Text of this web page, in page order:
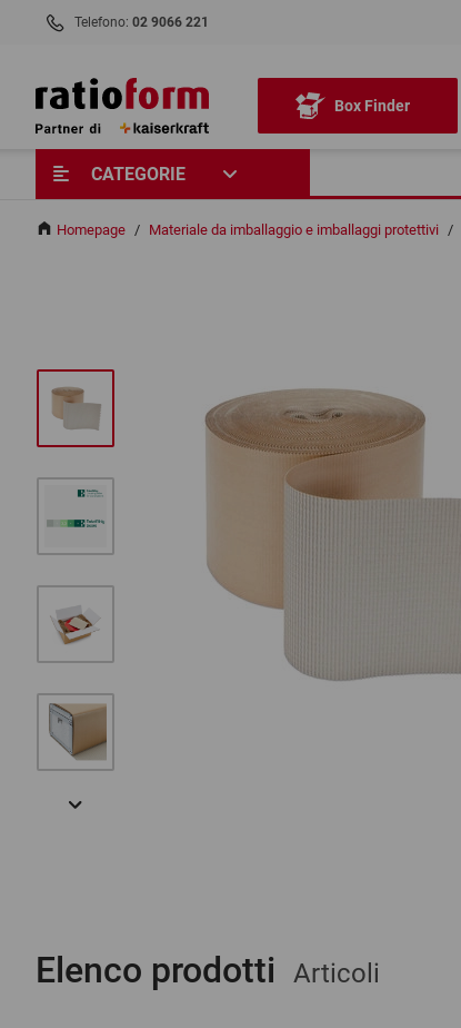
Telefono: 02 9066 221
Box Finder
CATEGORIE
Homepage / Materiale da imballaggio e imballaggi protettivi /
Elenco prodotti Articoli